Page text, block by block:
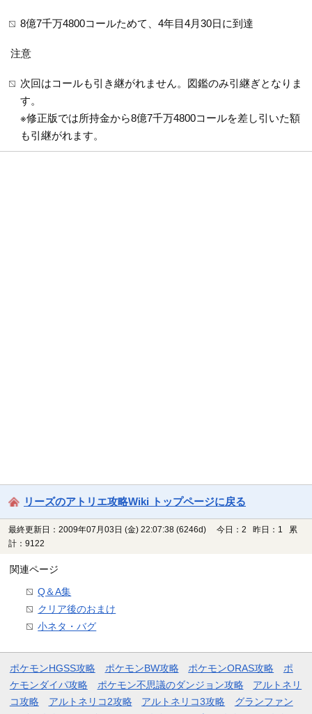
8億7千万4800コールためて、4年目4月30日に到達
注意
次回はコールも引き継がれません。図鑑のみ引継ぎとなりま
す。
※修正版では所持金から8億7千万4800コールを差し引いた額
も引継がれます。
リーズのアトリエ攻略Wiki トップページに戻る
最終更新日：2009年07月03日 (金) 22:07:38 (6246d)
今日：2 昨日：1 累
計：9122
関連ページ
Q＆A集
クリア後のおまけ
小ネタ・バグ
ポケモンHGSS攻略 ポケモンBW攻略 ポケモンORAS攻略
ポ
ケモンダイパ攻略
ポケモン不思議のダンジョン攻略
アルトネリ
コ攻略
アルトネリコ2攻略 アルトネリコ3攻略
グランファン